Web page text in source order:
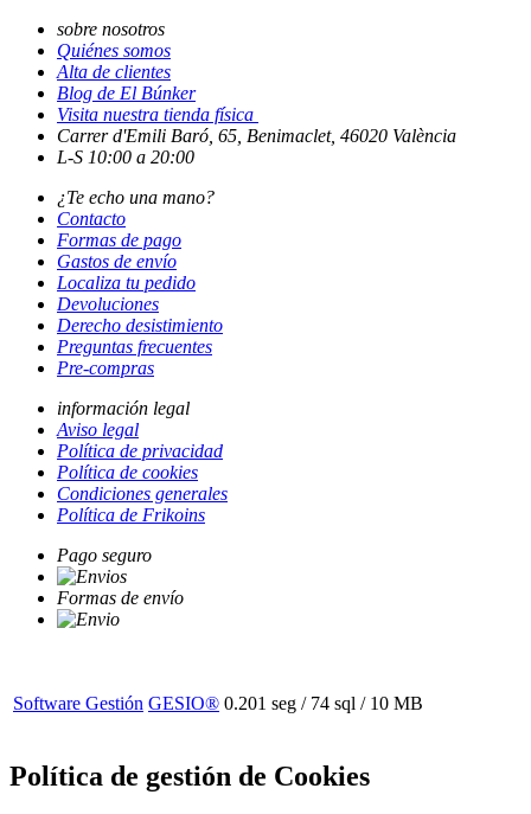
sobre nosotros
Quiénes somos
Alta de clientes
Blog de El Búnker
Visita nuestra tienda física
Carrer d'Emili Baró, 65, Benimaclet, 46020 València
L-S 10:00 a 20:00
¿Te echo una mano?
Contacto
Formas de pago
Gastos de envío
Localiza tu pedido
Devoluciones
Derecho desistimiento
Preguntas frecuentes
Pre-compras
información legal
Aviso legal
Política de privacidad
Política de cookies
Condiciones generales
Política de Frikoins
Pago seguro
Formas de envío
Software Gestión GESIO® 0.201 seg / 74 sql / 10 MB
Política de gestión de Cookies